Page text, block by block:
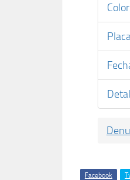
Color
Facebook